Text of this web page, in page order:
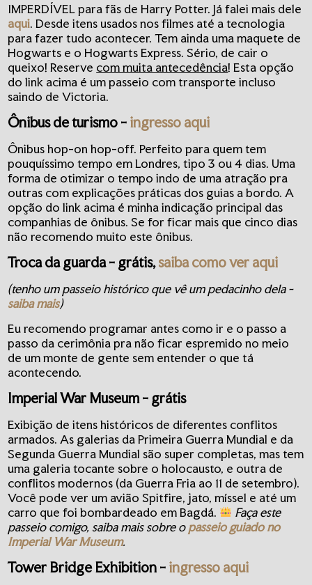
IMPERDÍVEL para fãs de Harry Potter. Já falei mais dele
aqui. Desde itens usados nos filmes até a tecnologia
para fazer tudo acontecer. Tem ainda uma maquete de
Hogwarts e o Hogwarts Express. Sério, de cair o
queixo! Reserve com muita antecedência! Esta opção
do link acima é um passeio com transporte incluso
saindo de Victoria.
Ônibus de turismo - ingresso aqui
Ônibus hop-on hop-off. Perfeito para quem tem
pouquíssimo tempo em Londres, tipo 3 ou 4 dias. Uma
forma de otimizar o tempo indo de uma atração pra
outras com explicações práticas dos guias a bordo. A
opção do link acima é minha indicação principal das
companhias de ônibus. Se for ficar mais que cinco dias
não recomendo muito este ônibus.
Troca da guarda- grátis,saiba como ver aqui
(tenho um passeio histórico que vê um pedacinho dela -
saiba mais)
Eu recomendo programar antes como ir e o passo a
passo da cerimônia pra não ficar espremido no meio
de um monte de gente sem entender o que tá
acontecendo.
Imperial War Museum - grátis
Exibição de itens históricos de diferentes conflitos
armados. As galerias da Primeira Guerra Mundial e da
Segunda Guerra Mundial são super completas, mas tem
uma galeria tocante sobre o holocausto, e outra de
conflitos modernos (da Guerra Fria ao 11 de setembro).
Você pode ver um avião Spitfire, jato, míssel e até um
carro que foi bombardeado em Bagdá.
Faça este
passeio comigo, saiba mais sobre opasseio guiado no
Imperial War Museum.
Tower Bridge Exhibition - ingresso aqui